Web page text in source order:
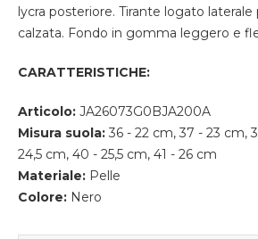
lycra posteriore. Tirante logato laterale
calzata. Fondo in gomma leggero e
CARATTERISTICHE:
Articolo: JA26073G0BJA200A
Misura suola: 36 - 22 cm, 37 - 23 cm,
24,5 cm, 40 - 25,5 cm, 41 - 26 cm
Materiale: Pelle
Colore: Nero